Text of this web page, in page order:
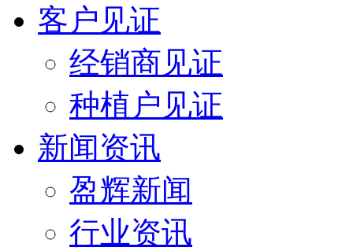
客户见证
经销商见证
种植户见证
新闻资讯
盈辉新闻
行业资讯